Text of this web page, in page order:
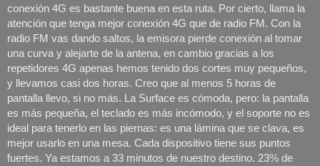
conexión 4G es bastante buena en esta ruta. Por cierto, llama la
atención que tenga mejor conexión 4G que de radio FM. Con la
radio FM vas dando saltos, la emisora pierde conexión al tomar
una curva y alejarte de la antena, en cambio gracias a los
repetidores 4G apenas hemos tenido dos cortes muy pequeños,
y llevamos casi dos horas. Creo que al menos 5 horas de
pantalla llevo, si no más. La Surface es cómoda, pero: la pantalla
es más pequeña, el teclado es más incómodo, y el soporte no es
ideal para tenerlo en las piernas: es una lámina que se clava, es
mejor usarlo en una mesa. Cada dispositivo tiene sus puntos
fuertes. Ya estamos a 33 minutos de nuestro destino. 23% de